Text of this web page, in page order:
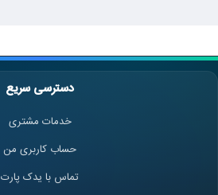
دسترسی سریع
خدمات مشتری
حساب کاربری من
تماس با یدک پارت